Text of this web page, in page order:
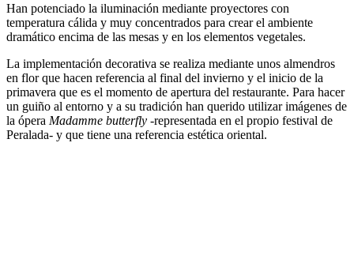
Han potenciado la iluminación mediante proyectores con
temperatura cálida y muy concentrados para crear el ambiente
dramático encima de las mesas y en los elementos vegetales.
La implementación decorativa se realiza mediante unos almendros
en flor que hacen referencia al final del invierno y el inicio de la
primavera que es el momento de apertura del restaurante. Para hacer
un guiño al entorno y a su tradición han querido utilizar imágenes de
la ópera Madamme butterfly -representada en el propio festival de
Peralada- y que tiene una referencia estética oriental.